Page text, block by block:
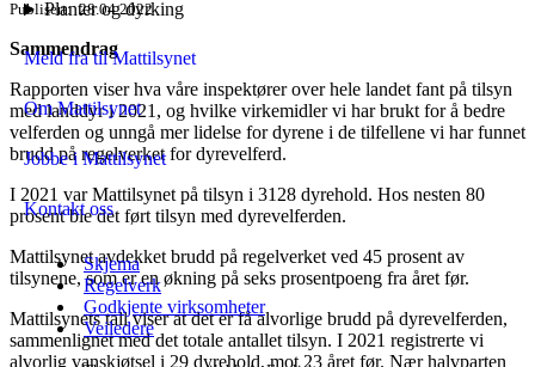
Planter og dyrking
Meld fra til Mattilsynet
Om Mattilsynet
Jobbe i Mattilsynet
Kontakt oss
Skjema
Regelverk
Godkjente virksomheter
Veiledere
Publisert 28.04.2022
Sammendrag
Rapporten viser hva våre inspektører over hele landet fant på tilsyn
med landdyr i 2021, og hvilke virkemidler vi har brukt for å bedre
velferden og unngå mer lidelse for dyrene i de tilfellene vi har funnet
brudd på regelverket for dyrevelferd.
I 2021 var Mattilsynet på tilsyn i 3128 dyrehold. Hos nesten 80
prosent ble det ført tilsyn med dyrevelferden.
Mattilsynet avdekket brudd på regelverket ved 45 prosent av
tilsynene, som er en økning på seks prosentpoeng fra året før.
Mattilsynets tall viser at det er få alvorlige brudd på dyrevelferden,
sammenlignet med det totale antallet tilsyn. I 2021 registrerte vi
alvorlig vanskjøtsel i 29 dyrehold, mot 23 året før. Nær halvparten